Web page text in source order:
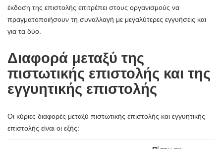
έκδοση της επιστολής επιτρέπει στους οργανισμούς να
πραγματοποιήσουν τη συναλλαγή με μεγαλύτερες εγγυήσεις και
για τα δύο.
Διαφορά μεταξύ της
πιστωτικής επιστολής και της
εγγυητικής επιστολής
Οι κύριες διαφορές μεταξύ πιστωτικής επιστολής και εγγυητικής
επιστολής είναι οι εξής: